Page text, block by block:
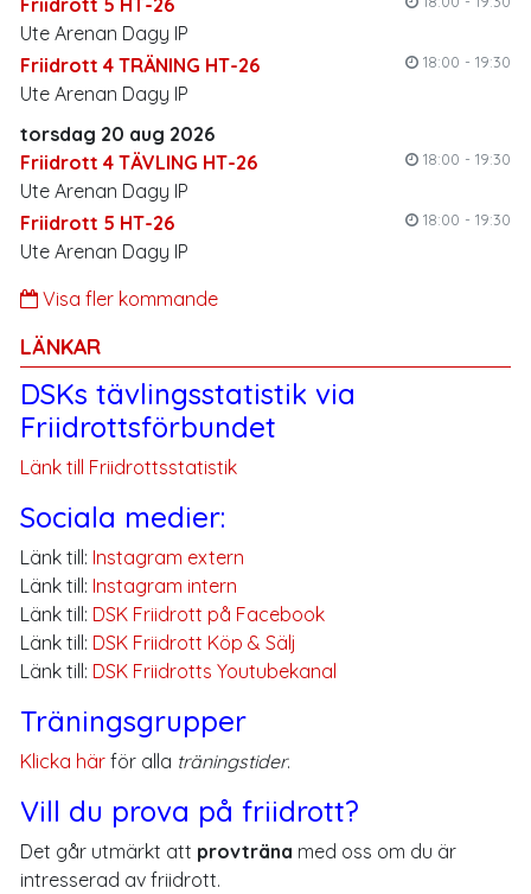
Ute Arenan Dagy IP
Friidrott 4 TRÄNING HT-26
18:00 - 19:30
Ute Arenan Dagy IP
torsdag 20 aug 2026
Friidrott 4 TÄVLING HT-26
18:00 - 19:30
Ute Arenan Dagy IP
Friidrott 5 HT-26
18:00 - 19:30
Ute Arenan Dagy IP
Visa fler kommande
LÄNKAR
DSKs tävlingsstatistik via
Friidrottsförbundet
Länk till Friidrottsstatistik
Sociala medier:
Länk till: Instagram extern
Länk till: Instagram intern
Länk till: DSK Friidrott på Facebook
Länk till: DSK Friidrott Köp & Sälj
Länk till: DSK Friidrotts Youtubekanal
Träningsgrupper
Klicka här för alla träningstider.
Vill du prova på friidrott?
Det går utmärkt att provträna med oss om du är
intresserad av friidrott.